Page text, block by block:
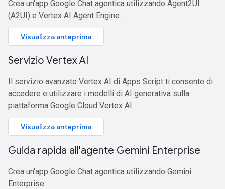
Crea un'app Google Chat agentica utilizzando Agent2UI
(A2UI) e Vertex AI Agent Engine.
Visualizza anteprima
Servizio Vertex AI
Il servizio avanzato Vertex AI di Apps Script ti consente di
accedere e utilizzare i modelli di AI generativa sulla
piattaforma Google Cloud Vertex AI.
Visualizza anteprima
Guida rapida all'agente Gemini Enterprise
Crea un'app Google Chat agentica utilizzando Gemini
Enterprise.